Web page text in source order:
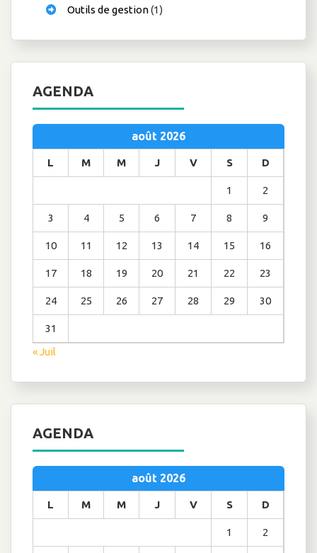
Outils de gestion(1)
AGENDA
août 2026
L M M J V S D
1 2
3 4 5 6 7 8 9
10 11 12 13 14 15 16
17 18 19 20 21 22 23
24 25 26 27 28 29 30
31
« Juil
AGENDA
août 2026
L M M J V S D
1 2